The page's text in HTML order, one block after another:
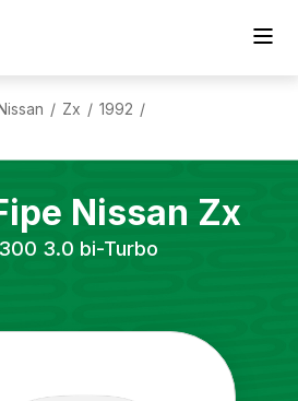
/ Zx / 1992 /
Nissan Zx
300 3.0 bi-Turbo